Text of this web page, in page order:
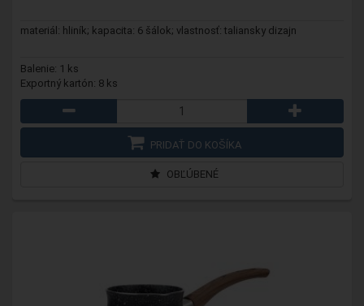
materiál: hliník; kapacita: 6 šálok; vlastnosť: taliansky dizajn
Balenie: 1 ks
Exportný kartón: 8 ks
PRIDAŤ DO KOŠÍKA
OBĽÚBENÉ